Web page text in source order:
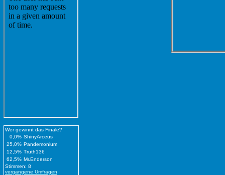
Wer gewinnt das Finale?
0,0% ShinyArceus
25,0% Pandemonium
12,5% Truth136
62,5% Mr.Enderson
Stimmen: 8
vergangene Umfragen